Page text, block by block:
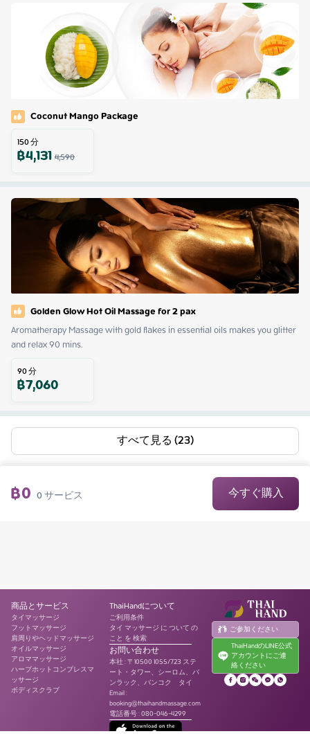
Coconut Mango Package
150分
฿4,1314,590
Golden Glow Hot Oil Massage for 2 pax
Aromatherapy Massage with gold flakes in essential oils makes you glitter
and relax 90 mins.
90分
฿7,060
すべて見る (23)
฿0 0サービス 今すぐ購入
商品とサービス
タイマッサージ
フットマッサージ
肩周りやヘッドマッサージ
オイルマッサージ
アロママッサージ
ハーブホットコンプレスマ
ッサージ
ボディスクラブ
ThaiHandについて
ご利用条件
タイ マッサージ に ついて の
こと を 検索
お問い合わせ
本社:〒10500 1055/723 ステ
ート・タワー、シーロム、バ
ンラック、バンコク タイ
Email :
booking@thaihandmassage.com
電話番号:080-046-4299
ご参加ください
ThaiHandのLINE公式
アカウントにご連
絡ください